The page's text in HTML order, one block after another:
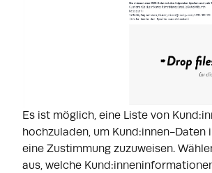
Es ist möglich, eine Liste von
hochzuladen, um Kund:innen-Daten
eine Zustimmung zuzuweisen.
aus, welche